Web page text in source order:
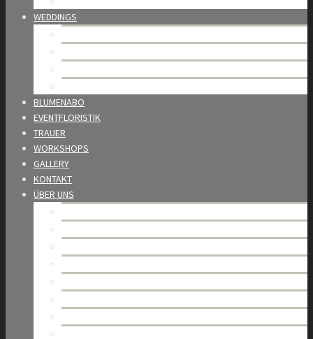
WEDDINGS
BLUMENABO
EVENTFLORISTIK
TRAUER
WORKSHOPS
GALLERY
KONTAKT
ÜBER UNS